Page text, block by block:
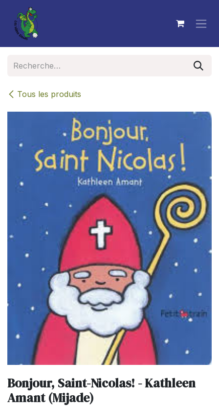
Se rendre au contenu
Tous les produits
Bonjour, Saint-Nicolas! - Kathleen
Amant (Mijade)